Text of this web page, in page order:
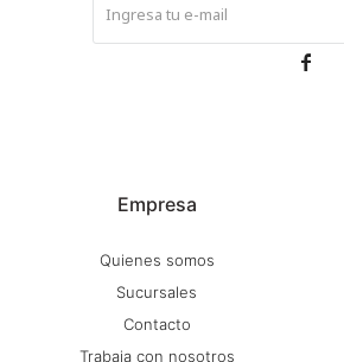
Empresa
Quienes somos
Sucursales
Contacto
Trabaja con nosotros
